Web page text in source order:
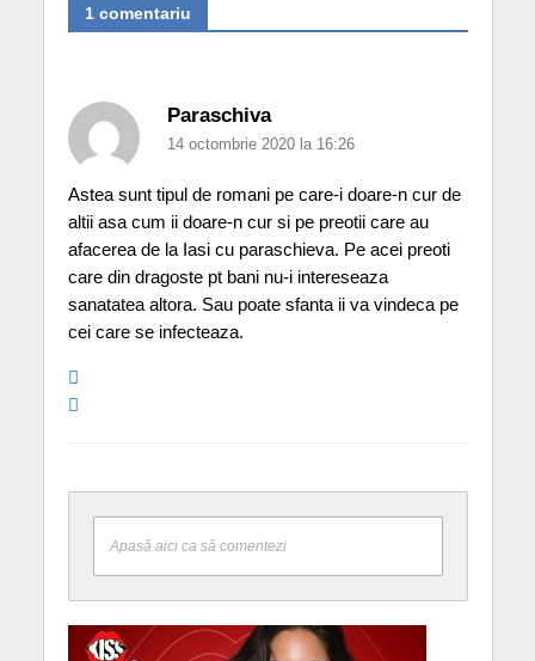
1 comentariu
Paraschiva
14 octombrie 2020 la 16:26
Astea sunt tipul de romani pe care-i doare-n cur de
altii asa cum ii doare-n cur si pe preotii care au
afacerea de la Iasi cu paraschieva. Pe acei preoti
care din dragoste pt bani nu-i intereseaza
sanatatea altora. Sau poate sfanta ii va vindeca pe
cei care se infecteaza.
Apasă aici ca să comentezi